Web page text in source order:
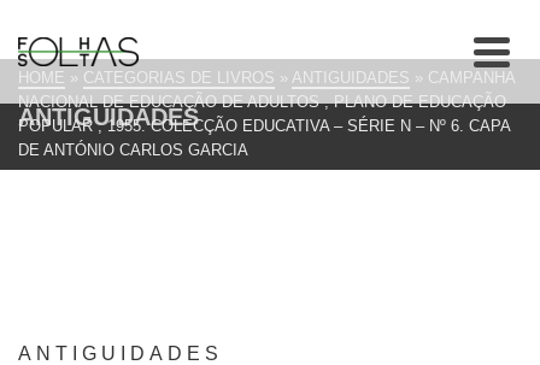
ANTIGUIDADES
HOME » CATEGORIAS DE LIVROS » ANTIGUIDADES » CAMPANHA
NACIONAL DE EDUCAÇÃO DE ADULTOS , PLANO DE EDUCAÇÃO
POPULAR ; 1955. COLECÇÃO EDUCATIVA – SÉRIE N – Nº 6. CAPA
DE ANTÓNIO CARLOS GARCIA
ANTIGUIDADES